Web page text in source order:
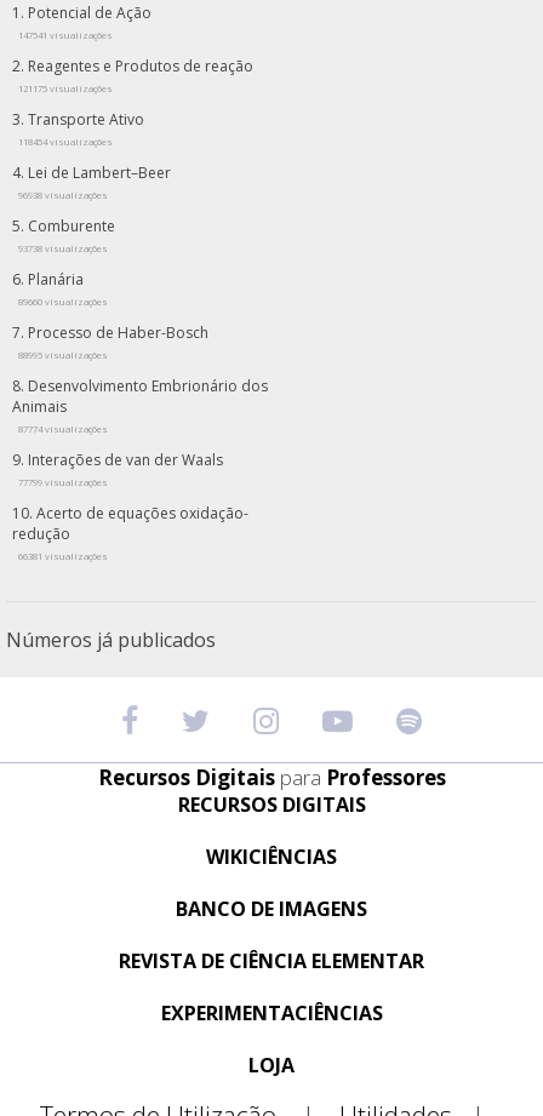
Potencial de Ação
147541 visualizações
Reagentes e Produtos de reação
121175 visualizações
Transporte Ativo
118454 visualizações
Lei de Lambert–Beer
96938 visualizações
Comburente
93738 visualizações
Planária
89660 visualizações
Processo de Haber-Bosch
88995 visualizações
Desenvolvimento Embrionário dos
Animais
87774 visualizações
Interações de van der Waals
77799 visualizações
Acerto de equações oxidação-
redução
66381 visualizações
Números já publicados
Recursos Digitais para Professores
RECURSOS DIGITAIS
WIKICIÊNCIAS
BANCO DE IMAGENS
REVISTA DE CIÊNCIA ELEMENTAR
EXPERIMENTACIÊNCIAS
LOJA